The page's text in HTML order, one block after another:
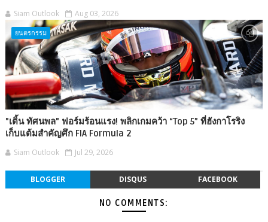
Siam Outlook Aug 03, 2026
ยนตรกรรม
"เติ้น ทัศนพล" ฟอร์มร้อนแรง! พลิกเกมคว้า “Top 5” ที่ฮังกาโรริง
เก็บแต้มสำคัญศึก FIA Formula 2
Siam Outlook Jul 29, 2026
BLOGGER DISQUS FACEBOOK
NO COMMENTS: